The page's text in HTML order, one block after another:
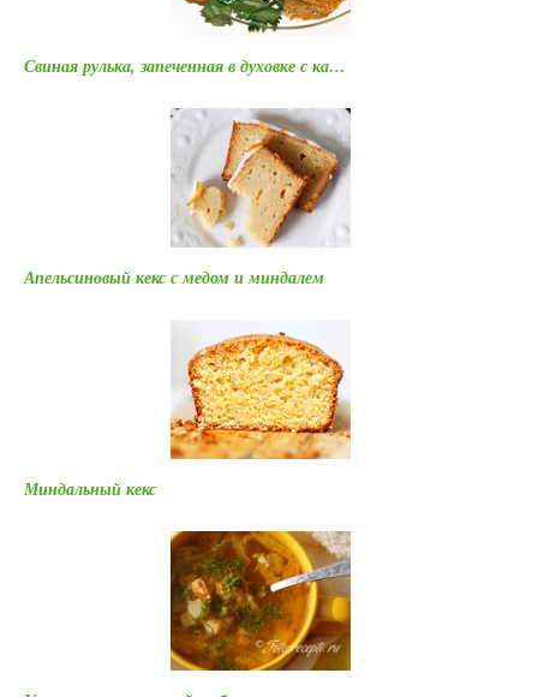
Свиная рулька, запеченная в духовке с ка…
Апельсиновый кекс с медом и миндалем
Миндальный кекс